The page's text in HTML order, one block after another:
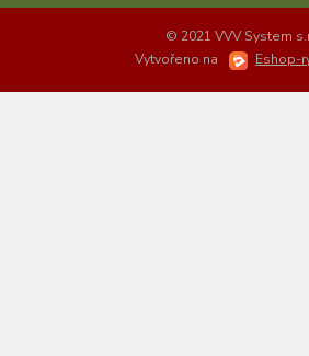
© 2021 VVV System
Vytvořeno na
Eshop-